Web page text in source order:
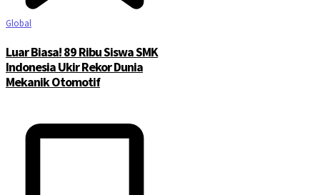
Global
Luar Biasa! 89 Ribu Siswa SMK
Indonesia Ukir Rekor Dunia
Mekanik Otomotif